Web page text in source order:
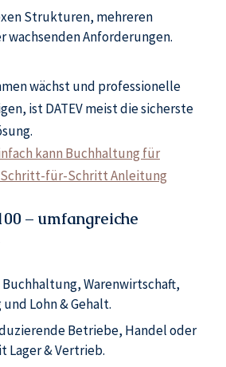
Strukturen, mehreren
wachsenden Anforderungen.
wächst und professionelle
ist DATEV meist die sicherste
kann Buchhaltung für
für-Schritt Anleitung
– umfangreiche
Warenwirtschaft,
Lohn & Gehalt.
Betriebe, Handel oder
Lager & Vertrieb.